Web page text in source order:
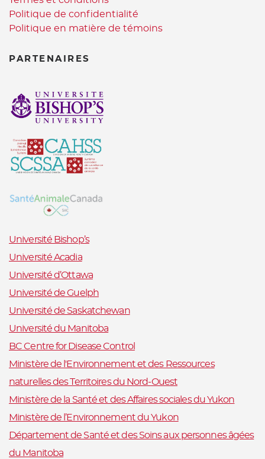
Politique de confidentialité
Politique en matière de témoins
PARTENAIRES
Université Bishop’s
Université Acadia
Université d’Ottawa
Université de Guelph
Université de Saskatchewan
Université du Manitoba
BC Centre for Disease Control
Ministère de l'Environnement et des Ressources
naturelles des Territoires du Nord-Ouest
Ministère de la Santé et des Affaires sociales du Yukon
Ministère de l’Environnement du Yukon
Département de Santé et des Soins aux personnes âgées
du Manitoba